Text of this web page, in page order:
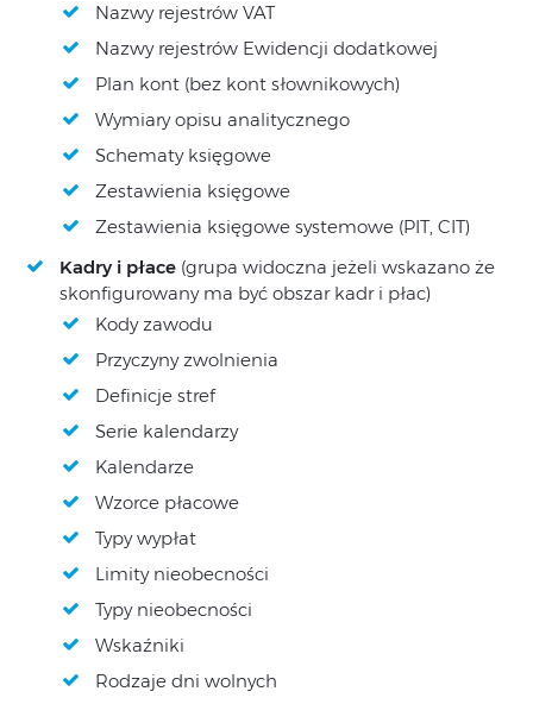
Nazwy rejestrów VAT
Nazwy rejestrów Ewidencji dodatkowej
Plan kont (bez kont słownikowych)
Wymiary opisu analitycznego
Schematy księgowe
Zestawienia księgowe
Zestawienia księgowe systemowe (PIT, CIT)
Kadry i płace (grupa widoczna jeżeli wskazano że
skonfigurowany ma być obszar kadr i płac)
Kody zawodu
Przyczyny zwolnienia
Definicje stref
Serie kalendarzy
Kalendarze
Wzorce płacowe
Typy wypłat
Limity nieobecności
Typy nieobecności
Wskaźniki
Rodzaje dni wolnych